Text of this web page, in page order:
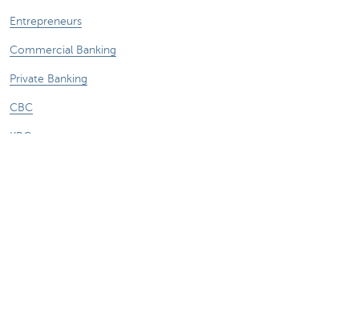
Entrepreneurs
Commercial Banking
Private Banking
CBC
KBC